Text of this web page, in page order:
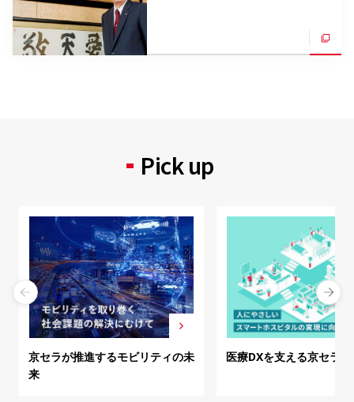
Pick up
京セラが推進するモビリティの未
来
医療DXを支える京セラ